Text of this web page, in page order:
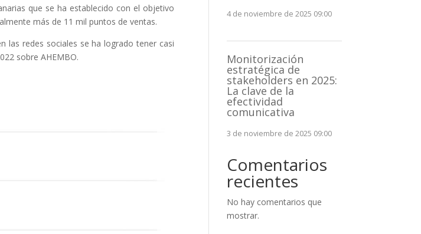
que se ha establecido con el objetivo
más de 11 mil puntos de ventas.
las redes sociales se ha logrado tener casi
sobre AHEMBO.
4 de noviembre de 2025 09:00
Monitorización
estratégica de
stakeholders en 2025:
La clave de la
efectividad
comunicativa
3 de noviembre de 2025 09:00
Comentarios
recientes
No hay comentarios que
mostrar.